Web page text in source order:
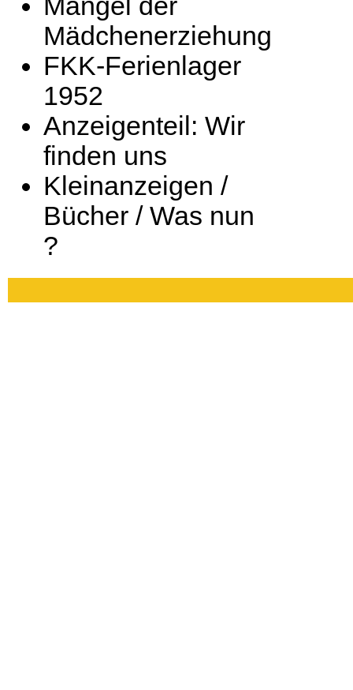
Mangel der
Mädchenerziehung
FKK-Ferienlager
1952
Anzeigenteil: Wir
finden uns
Kleinanzeigen /
Bücher / Was nun
?